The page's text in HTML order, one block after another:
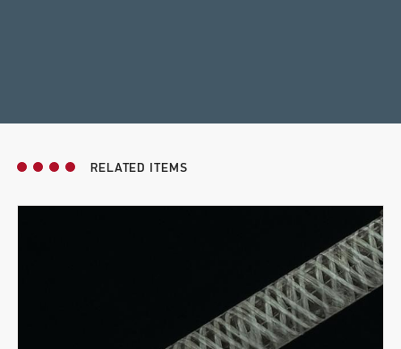
RELATED ITEMS